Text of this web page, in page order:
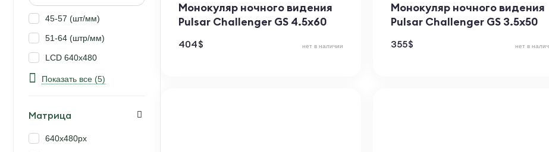
Монокуляр ночного видения
Pulsar Challenger GS 4.5x60
404$ нет в наличии
Монокуляр ночного видения
Pulsar Challenger GS 3.5x50
355$ нет в
45-57 (шт/мм)
51-64 (штр/мм)
LCD 640x480
LCD 800x600
Показать все (5)
Матрица
640х480px